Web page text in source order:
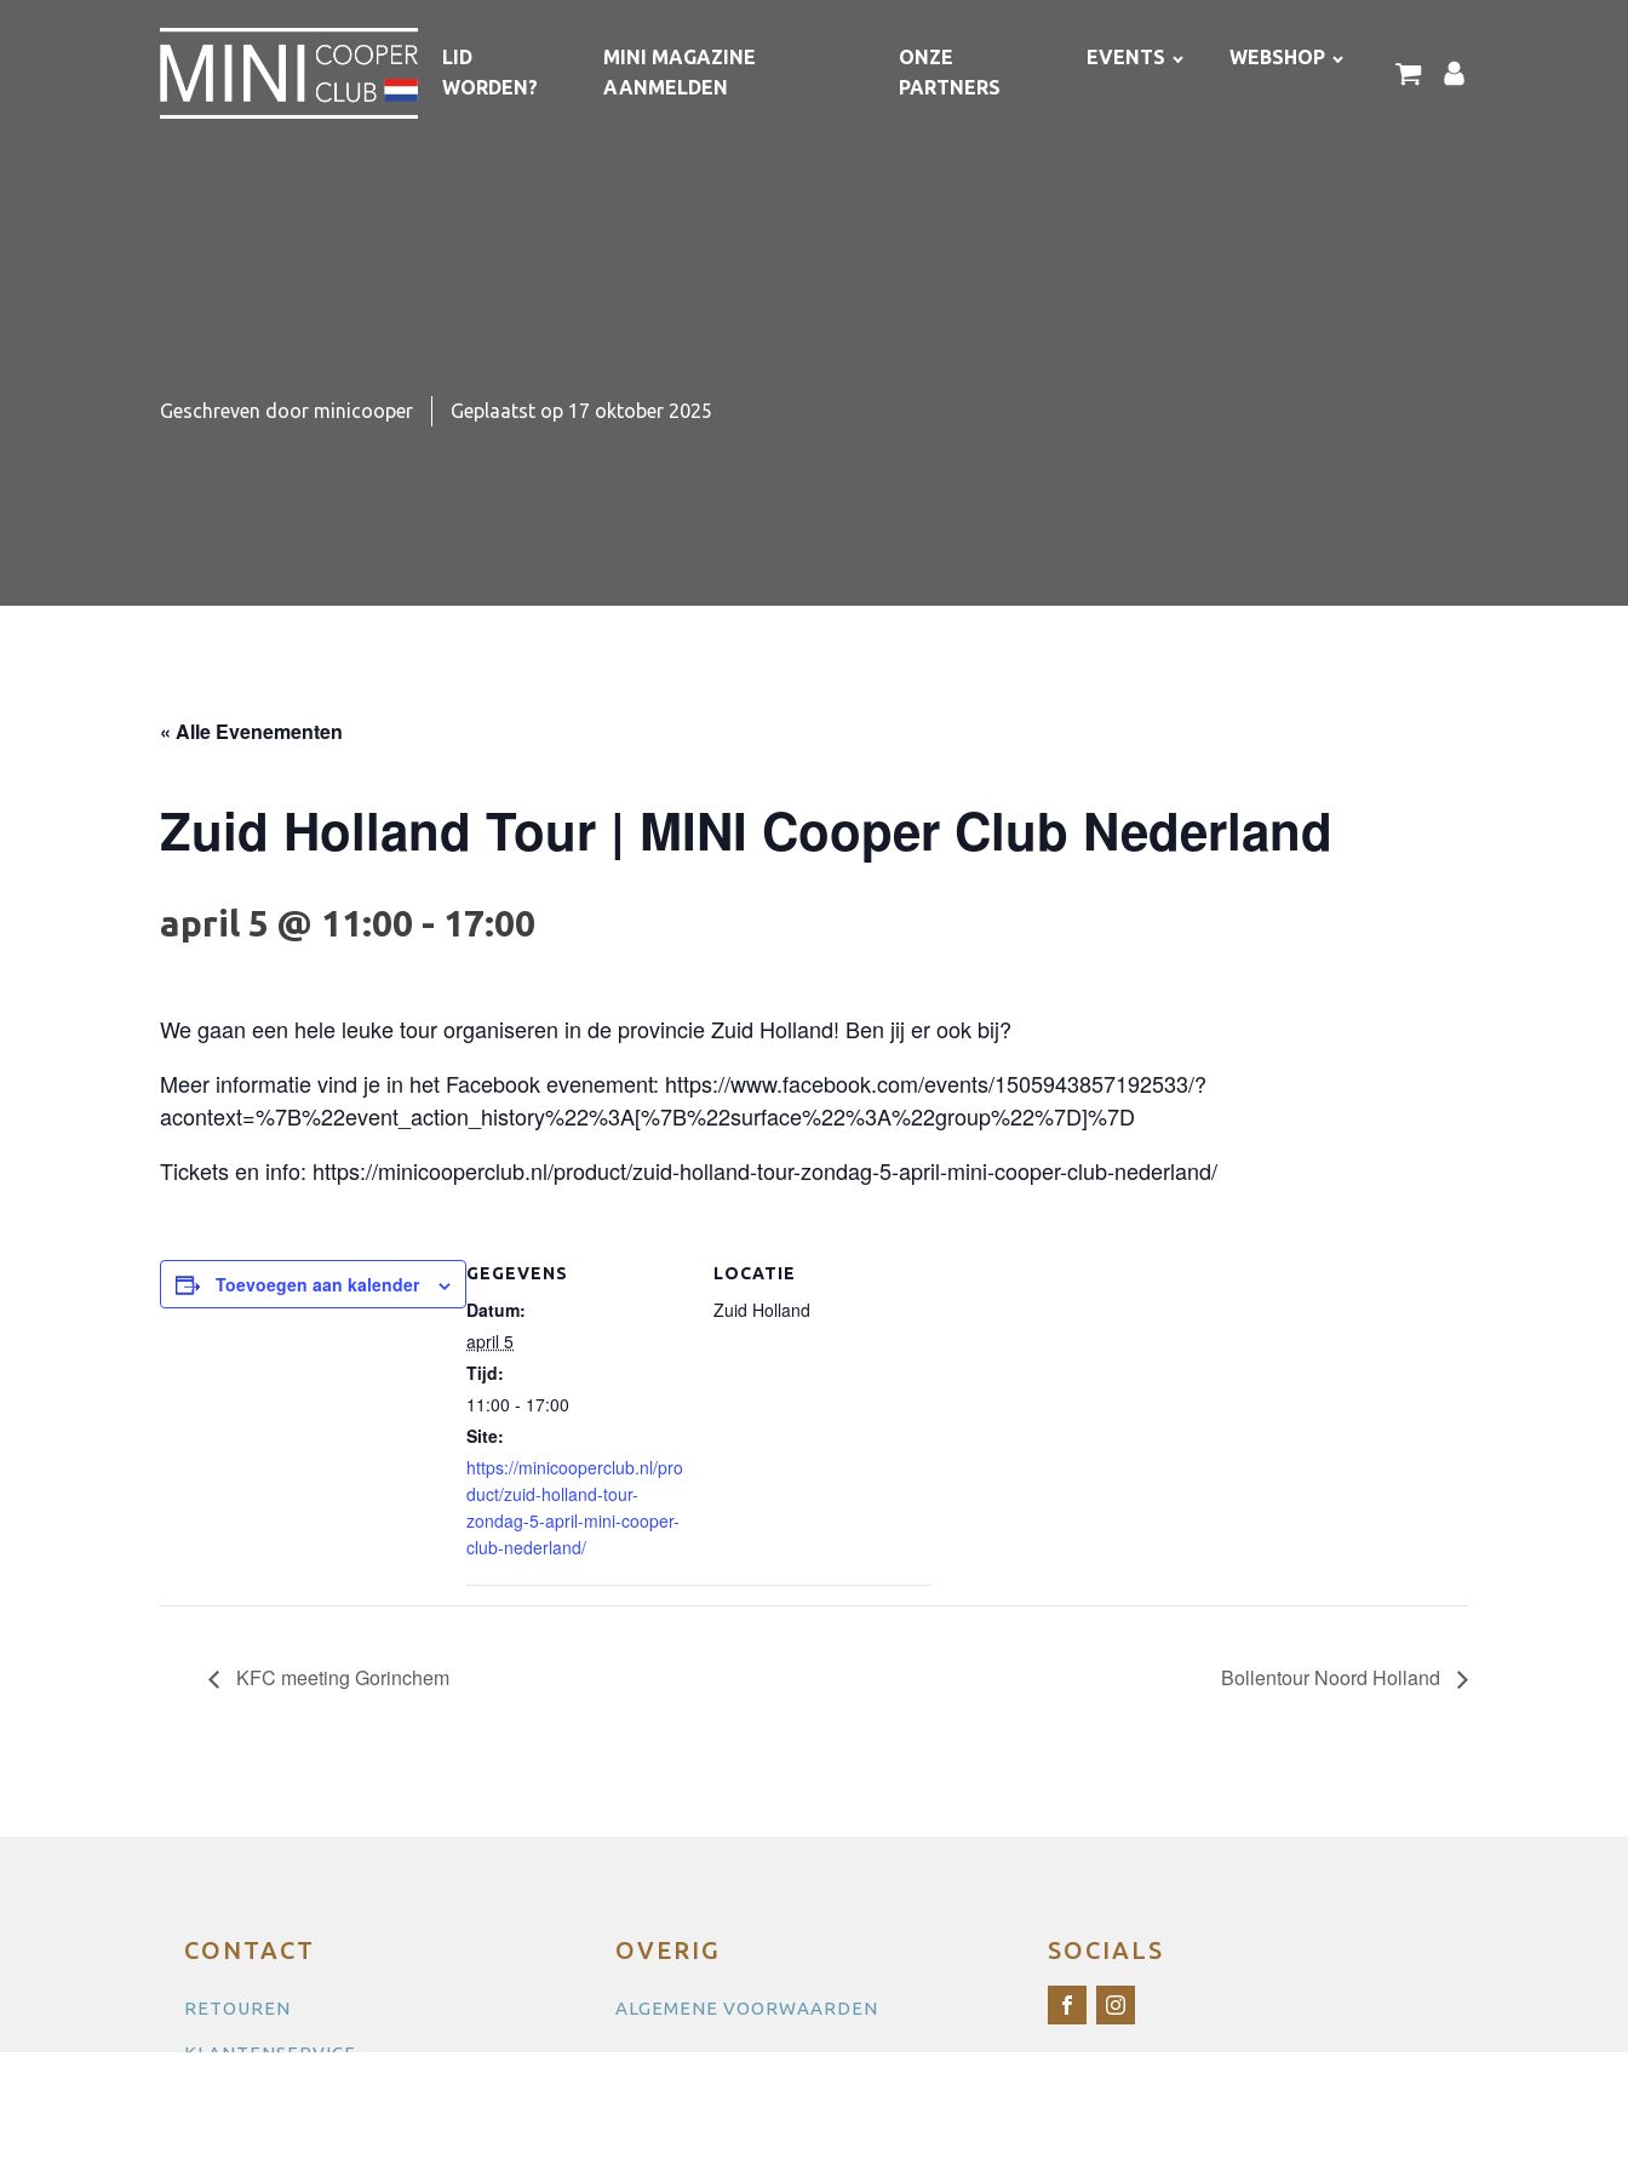
LID
WORDEN?
MINI MAGAZINE
AANMELDEN
ONZE
PARTNERS
EVENTS WEBSHOP
Geschreven door minicooper Geplaatst op 17 oktober 2025
« Alle Evenementen
Zuid Holland Tour | MINI Cooper Club Nederland
april 5 @ 11:00 - 17:00
We gaan een hele leuke tour organiseren in de provincie Zuid Holland! Ben jij er ook bij?
Meer informatie vind je in het Facebook evenement: https://www.facebook.com/events/1505943857192533/?
acontext=%7B%22event_action_history%22%3A[%7B%22surface%22%3A%22group%22%7D]%7D
Tickets en info: https://minicooperclub.nl/product/zuid-holland-tour-zondag-5-april-mini-cooper-club-nederland/
Toevoegen aan kalender GEGEVENS
Datum:
april 5
Tijd:
11:00 - 17:00
Site:
https://minicooperclub.nl/pro
duct/zuid-holland-tour-
zondag-5-april-mini-cooper-
club-nederland/
LOCATIE
Zuid Holland
KFC meeting Gorinchem Bollentour Noord Holland
CONTACT
RETOUREN
KLANTENSERVICE
OVERIG
ALGEMENE VOORWAARDEN
SOCIALS